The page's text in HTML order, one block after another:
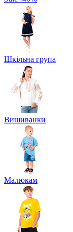
Шкільна група
Вишиванки
Малюкам